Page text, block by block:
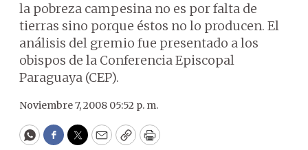
la pobreza campesina no es por falta de
tierras sino porque éstos no lo producen. El
análisis del gremio fue presentado a los
obispos de la Conferencia Episcopal
Paraguaya (CEP).
Noviembre 7, 2008 05:52 p. m.
WhatsApp
Facebook
Twitter
EmailCopyPrint